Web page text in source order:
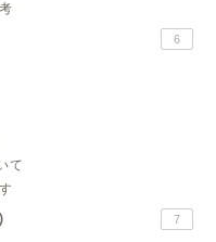
6
て
7